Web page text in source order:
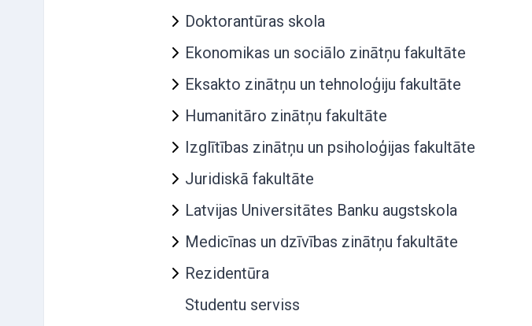
Doktorantūras skola
Ekonomikas un sociālo zinātņu fakultāte
Eksakto zinātņu un tehnoloģiju fakultāte
Humanitāro zinātņu fakultāte
Izglītības zinātņu un psiholoģijas fakultāte
Juridiskā fakultāte
Latvijas Universitātes Banku augstskola
Medicīnas un dzīvības zinātņu fakultāte
Rezidentūra
Studentu serviss